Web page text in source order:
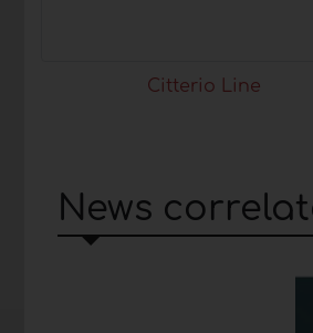
Citterio Line
News